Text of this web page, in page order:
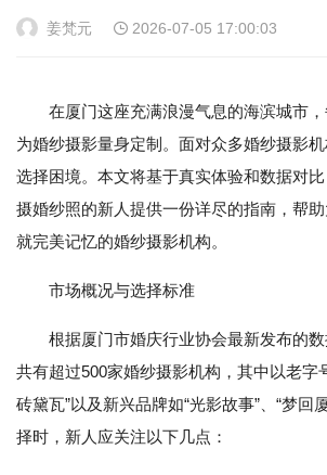
姜梵元 2026-07-05 17:00:03
在厦门这座充满浪漫气息的海滨城市
为婚纱摄影量身定制。面对众多婚纱摄影
选择困境。本文将基于真实体验和数据对
摄婚纱照的新人提供一份详尽的指南，帮
就完美记忆的婚纱摄影机构。
市场概况与选择标准
根据厦门市婚庆行业协会最新发布的
共有超过500家婚纱摄影机构，其中以老字
砖黛瓦”以及新兴品牌如“光影故事”、“梦回
择时，新人应关注以下几点：